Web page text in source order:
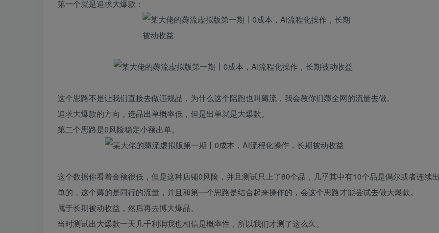
第一个就是追求大爆款：
这个思路不是让我们直接去做违规品，为什么这个陪跑也叫薅流，我会教你们薅全网的流量去做。
追求大爆款的方向，选品出单概率低，但是出单就是大爆款。
第二个思路是0风险稳定小额出单。
这个数据你看着金额很低，但是这种店铺0风险，并且测试只上了80个品，几乎其中有10个品是偶尔或者连续
单的，这个薅的是同行的流量，并且和第一个思路是结合起来操作的，会这个思路才能尝试去做大爆款。
属于长期被动收益，然后再去博大爆品。
当时测试出大爆款一天几千利润我也相信是概率性，所以我们才测了这么久。